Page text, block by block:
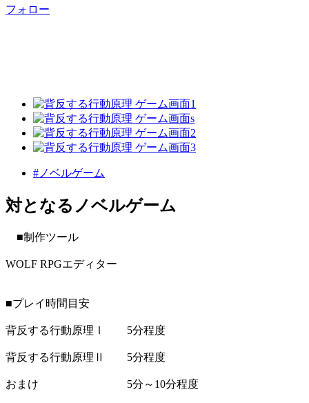
フォロー
#ノベルゲーム
対となるノベルゲーム
■制作ツール
WOLF RPGエディター
■プレイ時間目安
背反する行動原理Ⅰ 5分程度
背反する行動原理Ⅱ 5分程度
おまけ 5分～10分程度